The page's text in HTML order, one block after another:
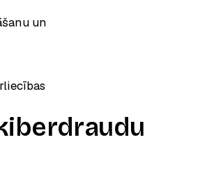
un